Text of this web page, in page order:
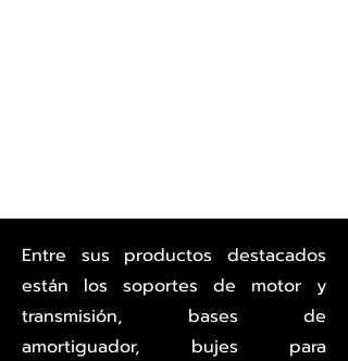
Entre sus productos destacados
están los soportes de motor y
transmisión, bases de
amortiguador, bujes para